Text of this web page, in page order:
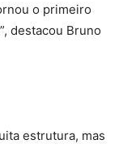
o primeiro
destacou Bruno
estrutura, mas